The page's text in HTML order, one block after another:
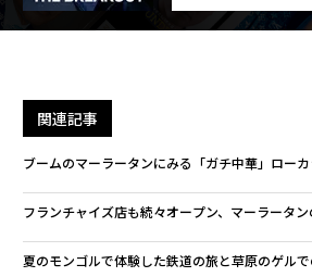
関連記事
ブームのマーラータンにみる「ガチ中華」ロー
フランチャイズ店も続々オープン、マーラータ
夏のモンゴルで体験した鉄道の旅と草原のゲル